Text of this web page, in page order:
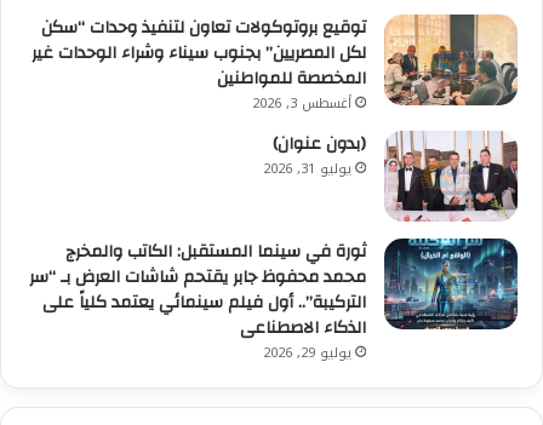
توقيع بروتوكولات تعاون لتنفيذ وحدات “سكن
لكل المصريين” بجنوب سيناء وشراء الوحدات غير
المخصصة للمواطنين
أغسطس 3, 2026
(بدون عنوان)
يوليو 31, 2026
ثورة في سينما المستقبل: الكاتب والمخرج
محمد محفوظ جابر يقتحم شاشات العرض بـ “سر
التركيبة”.. أول فيلم سينمائي يعتمد كلياً على
الذكاء الاصطناعى
يوليو 29, 2026